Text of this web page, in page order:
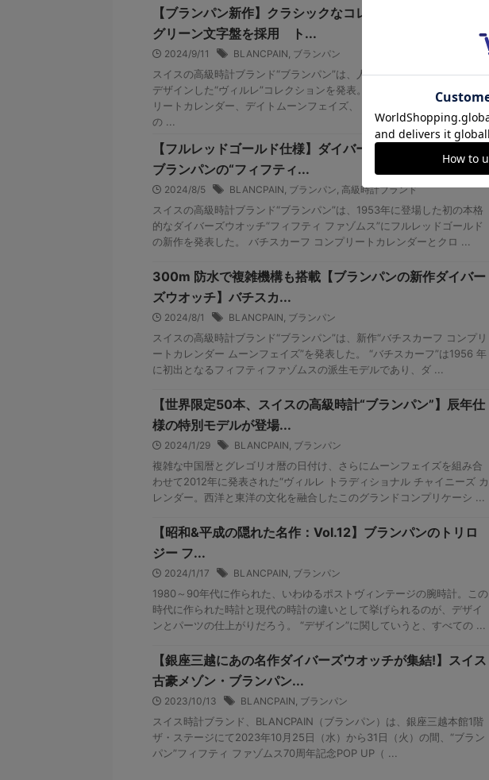
【ブランパン新作】クラシックなコレクションに人気色・
グリーン文字盤を採用 ト...
2024/9/11 BLANCPAIN, ブランパン
スイスの高級時計ブランド“ブランパン”は、人気のグリーンをベースに
デザインした“ヴィルレ”コレクションを発表。ウルトラスリム、コンプ
リートカレンダー、デイトムーンフェイズ、トゥールビヨン カルーセル
の ...
【フルレッドゴールド仕様】ダイバーズウオッチの原点、
ブランパンの“フィフティ...
2024/8/5 BLANCPAIN, ブランパン, 高級時計ブランド
スイスの高級時計ブランド“ブランパン”は、1953年に登場した初の本格
的なダイバーズウオッチ“フィフティ ファゾムス”にフルレッドゴールド
の新作を発表した。 バチスカーフ コンプリートカレンダーとクロ ...
300m 防水で複雑機構も搭載【ブランパンの新作ダイバー
ズウオッチ】バチスカ...
2024/8/1 BLANCPAIN, ブランパン
スイスの高級時計ブランド“ブランパン”は、新作“バチスカーフ コンプリ
ートカレンダー ムーンフェイズ”を発表した。 “バチスカーフ”は1956 年
に初出となるフィフティファゾムスの派生モデルであり、ダ ...
【世界限定50本、スイスの高級時計“ブランパン”】辰年仕
様の特別モデルが登場...
2024/1/29 BLANCPAIN, ブランパン
複雑な中国暦とグレゴリオ暦の日付け、さらにムーンフェイズを組み合
わせて2012年に発表された“ヴィルレ トラディショナル チャイニーズ カ
レンダー。西洋と東洋の文化を融合したこのグランドコンプリケーシ ...
【昭和&平成の隠れた名作：Vol.12】ブランパンのトリロ
ジー フ...
2024/1/17 BLANCPAIN, ブランパン
1980～90年代に作られた、いわゆるポストヴィンテージの腕時計。この
時代に作られた時計と現代の時計の違いとして挙げられるのが、デザイ
ンとパーツの仕上がりだろう。 “デザイン”に関していうと、すべての ...
【銀座三越にあの名作ダイバーズウオッチが集結!】スイス
古豪メゾン・ブランパン...
2023/10/13 BLANCPAIN, ブランパン
スイス時計ブランド、BLANCPAIN（ブランパン）は、銀座三越本館1階
ザ・ステージにて2023年10月25日（水）から31日（火）の間、“ブラン
パン”フィフティ ファゾムス70周年記念POP UP（ ...